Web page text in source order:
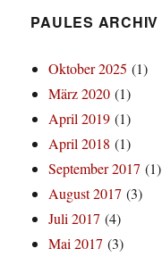
PAULES ARCHIV
Oktober 2025 (1)
März 2020 (1)
April 2019 (1)
April 2018 (1)
September 2017 (1)
August 2017 (3)
Juli 2017 (4)
Mai 2017 (3)